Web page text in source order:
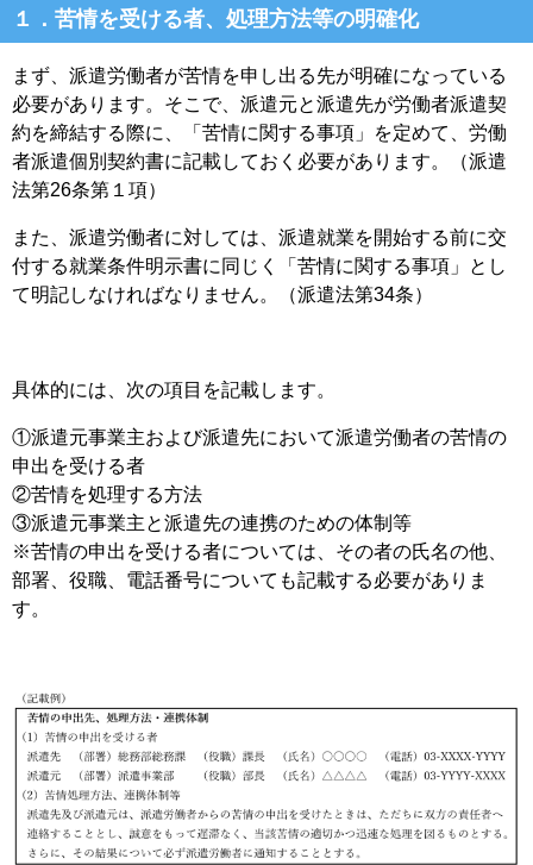
１．苦情を受ける者、処理方法等の明確化
まず、派遣労働者が苦情を申し出る先が明確になっている
必要があります。そこで、派遣元と派遣先が労働者派遣契
約を締結する際に、「苦情に関する事項」を定めて、労働
者派遣個別契約書に記載しておく必要があります。（派遣
法第26条第１項）
また、派遣労働者に対しては、派遣就業を開始する前に交
付する就業条件明示書に同じく「苦情に関する事項」とし
て明記しなければなりません。（派遣法第34条）
具体的には、次の項目を記載します。
①派遣元事業主および派遣先において派遣労働者の苦情の
申出を受ける者
②苦情を処理する方法
③派遣元事業主と派遣先の連携のための体制等
※苦情の申出を受ける者については、その者の氏名の他、
部署、役職、電話番号についても記載する必要がありま
す。